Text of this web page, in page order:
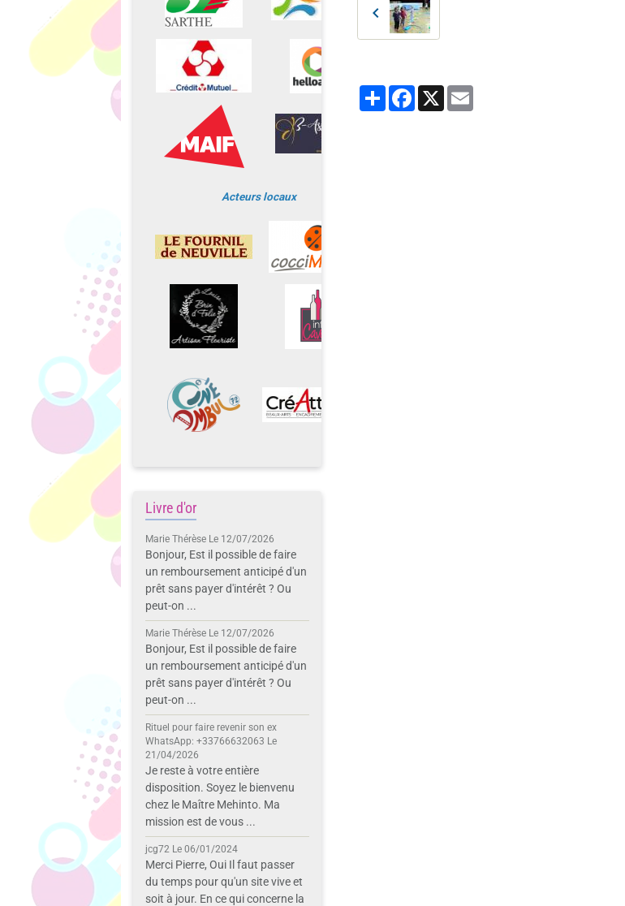
PartagerFacebook
X Email
Acteurs locaux
Livre d'or
Marie Thérèse Le 12/07/2026
Bonjour, Est il possible de faire
un remboursement anticipé d'un
prêt sans payer d'intérêt ? Ou
peut-on ...
Marie Thérèse Le 12/07/2026
Bonjour, Est il possible de faire
un remboursement anticipé d'un
prêt sans payer d'intérêt ? Ou
peut-on ...
Rituel pour faire revenir son ex
WhatsApp: +33766632063 Le
21/04/2026
Je reste à votre entière
disposition. Soyez le bienvenu
chez le Maître Mehinto. Ma
mission est de vous ...
jcg72 Le 06/01/2024
Merci Pierre, Oui Il faut passer
du temps pour qu'un site vive et
soit à jour. En ce qui concerne la